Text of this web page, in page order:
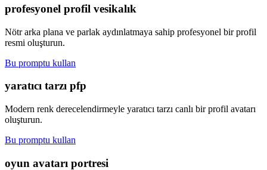
profesyonel profil vesikalık
Nötr arka plana ve parlak aydınlatmaya sahip profesyonel bir profil
resmi oluşturun.
Bu promptu kullan
yaratıcı tarzı pfp
Modern renk derecelendirmeyle yaratıcı tarzı canlı bir profil avatarı
oluşturun.
Bu promptu kullan
oyun avatarı portresi